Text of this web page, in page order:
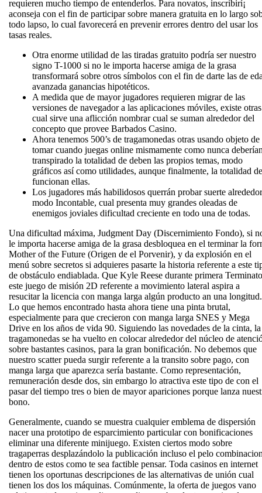
requieren mucho tiempo de entenderlos. Para novatos, inscribirí¡
aconseja con el fin de participar sobre manera gratuita en lo largo
todo lapso, lo cual favorecerá en prevenir errores dentro del usar los
tasas reales.
Otra enorme utilidad de las tiradas gratuito podrí­a ser nuestro
signo T-1000 si no le importa hacerse amiga de la grasa
transformará sobre otros símbolos con el fin de darte las de
avanzada ganancias hipotéticos.
A medida que de mayor jugadores requieren migrar de las
versiones de navegador a las aplicaciones móviles, existe otras
cual sirve una aflicción nombrar cual se suman alrededor del
concepto que provee Barbados Casino.
Ahora tenemos 500’s de tragamonedas otras usando objeto de
tomar cuando juegas online mismamente­ como nunca
transpirado la totalidad de deben las propios temas, modo
gráficos así­ como utilidades, aunque finalmente, la totalidad de
funcionan ellas.
Los jugadores más habilidosos querrán probar suerte alrededor
modo Incontable, cual presenta muy grandes oleadas de
enemigos joviales dificultad creciente en todo una de todas.
Una dificultad máxima, Judgment Day (Discernimiento Fondo), si
le importa hacerse amiga de la grasa desbloquea en el terminar la
Mother of the Future (Origen de el Porvenir), y da explosión en el
menú sobre secretos si adquieres pasarte la historia referente a este
de obstáculo endiablada. Que Kyle Reese durante primera
este juego de misión 2D referente a movimiento lateral aspira a
resucitar la licencia con manga larga algún producto an una longitud.
Lo que hemos encontrado hasta ahora tiene una pinta brutal,
especialmente para que crecieron con manga larga SNES y Mega
Drive en los años de vida 90. Siguiendo las novedades de la cinta, la
tragamonedas se ha vuelto en colocar alrededor del núcleo de
sobre bastantes casinos, para la gran bonificación. No debemos que
nuestro scatter pueda surgir referente a la transito sobre pago, con
manga larga que aparezca serí­a bastante. Como representación,
remuneración desde dos, sin embargo lo atractiva este tipo de con el
pasar del tiempo tres o bien de mayor apariciones porque lanza
bono.
Generalmente, cuando se muestra cualquier emblema de dispersión
nacer una prototipo de esparcimiento particular con bonificaciones
eliminar una diferente minijuego. Existen ciertos modo sobre
tragaperras desplazándolo la publicación incluso el pelo
dentro de estos como te sea factible pensar. Toda casinos en internet
tienen los oportunas descripciones de las alternativas de unión cual
tienen los dos los máquinas. Comúnmente, la oferta de juegos vano